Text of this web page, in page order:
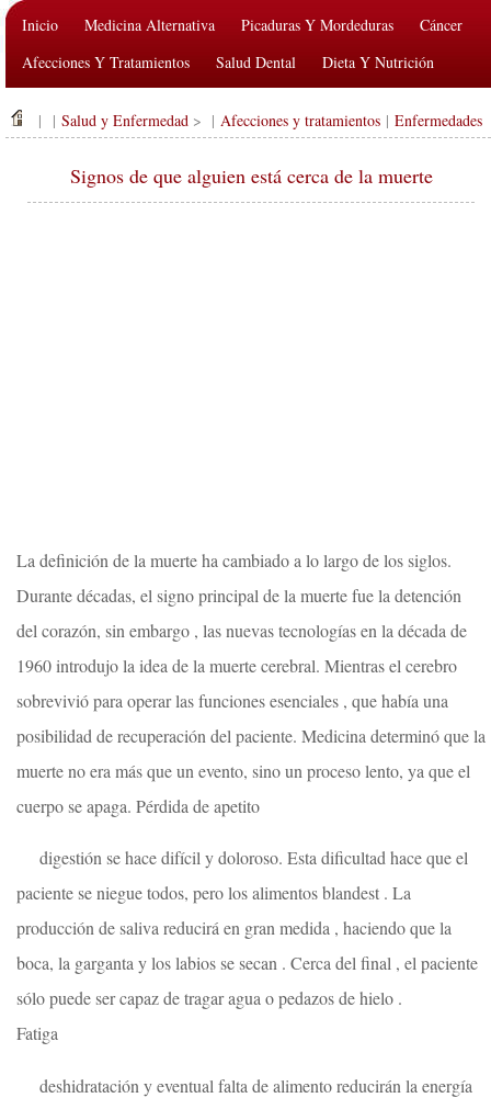
Inicio Medicina Alternativa Picaduras Y Mordeduras
Cáncer
Afecciones Y Tratamientos
Salud Dental
Dieta Y Nutrición
Salud Pública Y Seguridad
Cirugías Y Procedimientos Salud
| | Salud y Enfermedad > | Afecciones y tratamientos | Enfermedades
Signos de que alguien está cerca de la muerte
La definición de la muerte ha cambiado a lo largo de los siglos.
Durante décadas, el signo principal de la muerte fue la detención
del corazón, sin embargo , las nuevas tecnologías en la década de
1960 introdujo la idea de la muerte cerebral. Mientras el cerebro
sobrevivió para operar las funciones esenciales , que había una
posibilidad de recuperación del paciente. Medicina determinó que la
muerte no era más que un evento, sino un proceso lento, ya que el
cuerpo se apaga. Pérdida de apetito
digestión se hace difícil y doloroso. Esta dificultad hace que el
paciente se niegue todos, pero los alimentos blandest . La
producción de saliva reducirá en gran medida , haciendo que la
boca, la garganta y los labios se secan . Cerca del final , el paciente
sólo puede ser capaz de tragar agua o pedazos de hielo .
Fatiga
deshidratación y eventual falta de alimento reducirán la energía